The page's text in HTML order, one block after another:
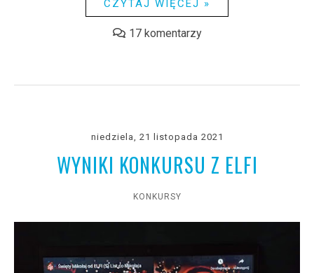
CZYTAJ WIĘCEJ »
17 komentarzy
niedziela, 21 listopada 2021
WYNIKI KONKURSU Z ELFI
KONKURSY